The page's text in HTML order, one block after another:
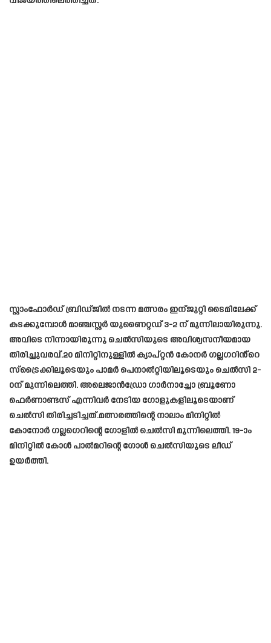
സ്റ്റാംഫോർഡ് ബ്രിഡ്ജിൽ നടന്ന മത്സരം ഇന്ജുറ്റി ടൈമിലേക്ക്
കടക്കുമ്പോൾ മാഞ്ചസ്റ്റർ യുണൈറ്റഡ് 3-2 ന് മുന്നിലായിരുന്നു.
അവിടെ നിന്നായിരുന്നു ചെൽസിയുടെ അവിശ്വസനീയമായ
തിരിച്ചുവരവ്.20 മിനിറ്റിനുള്ളിൽ ക്യാപ്റ്റൻ കോനർ ഗല്ലഗറിൻ്റെ
സ്‌ട്രൈക്കിലൂടെയും പാമർ പെനാൽറ്റിയിലൂടെയും ചെൽസി 2-
0ന് മുന്നിലെത്തി. അലെജാൻഡ്രോ ഗാർനാച്ചോ ബ്രൂണോ
ഫെർണാണ്ടസ് എന്നിവർ നേടിയ ഗോളുകളിലൂടെയാണ്
ചെൽസി തിരിച്ചടിച്ചത്.മത്സരത്തിന്റെ നാലാം മിനിറ്റിൽ
കോനോർ ഗല്ലഗെറിന്റെ ​ഗോളിൽ ചെൽസി മുന്നിലെത്തി. 19-ാം
മിനിറ്റിൽ കോൾ പാൽമറിന്റെ ​ഗോൾ ചെൽസിയുടെ ലീഡ്
ഉയർത്തി.